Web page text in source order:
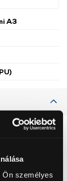
Ön személyes
A3